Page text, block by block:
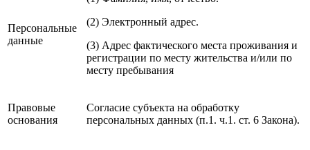
Персональные
данные
(2) Электронный адрес.
(3) Адрес фактического места проживания и
регистрации по месту жительства и/или по
месту пребывания
Правовые
основания
Согласие субъекта на обработку
персональных данных (п.1. ч.1. ст. 6 Закона).